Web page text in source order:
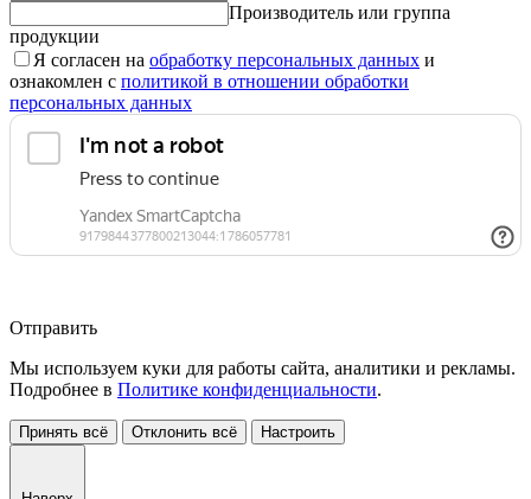
Производитель или группа
продукции
Я согласен на обработку персональных данных и
ознакомлен с политикой в отношении обработки
персональных данных
Отправить
Мы используем куки для работы сайта, аналитики и рекламы.
Подробнее в Политике конфиденциальности.
Принять всё Отклонить всё Настроить